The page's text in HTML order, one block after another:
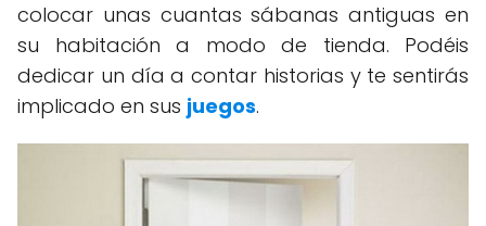
colocar unas cuantas sábanas antiguas en
su habitación a modo de tienda. Podéis
dedicar un día a contar historias y te sentirás
implicado en sus juegos.